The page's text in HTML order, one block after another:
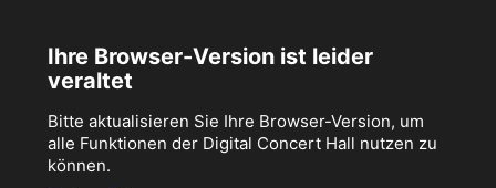
Ihre Browser-Version ist leider
veraltet
Bitte aktualisieren Sie Ihre Browser-Version, um
alle Funktionen der Digital Concert Hall nutzen zu
können.